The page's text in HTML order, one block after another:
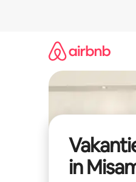
in